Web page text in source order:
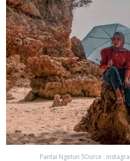
Pantai Ngetun SOurce :